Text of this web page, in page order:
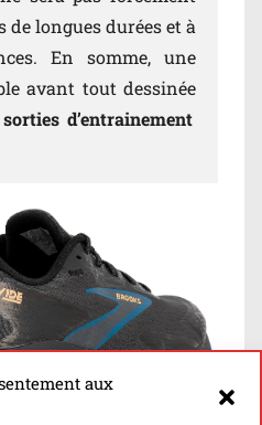
aux
de longues durées et à
En somme, une
avant tout dessinée
d’entrainement